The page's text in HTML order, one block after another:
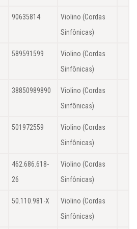
90635814
Violino (Cordas
Sinfônicas)
589591599
Violino (Cordas
Sinfônicas)
38850989890
Violino (Cordas
Sinfônicas)
501972559
Violino (Cordas
Sinfônicas)
462.686.618-
26
Violino (Cordas
Sinfônicas)
50.110.981-X
Violino (Cordas
Sinfônicas)